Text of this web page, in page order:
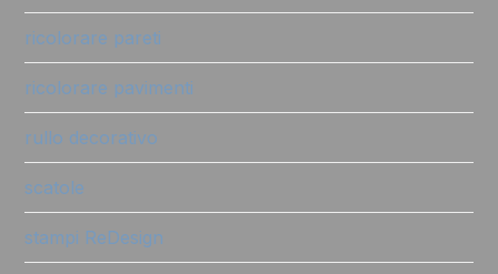
ricolorare pareti
ricolorare pavimenti
rullo decorativo
scatole
stampi ReDesign